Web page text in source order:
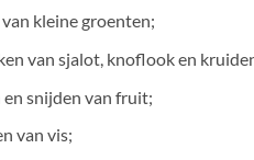
kleine groenten;
van sjalot, knoflook en
en snijden van fruit;
van vis;